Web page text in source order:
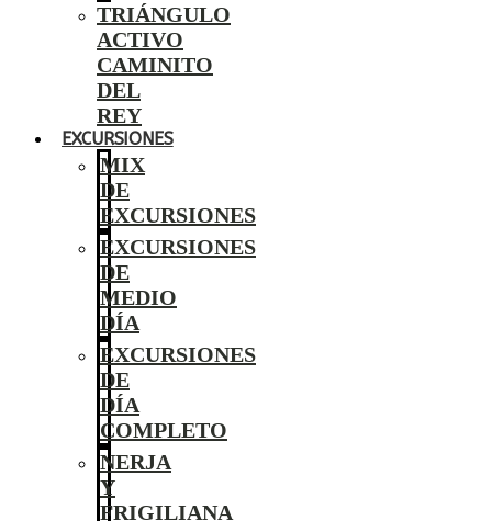
TRIÁNGULO
ACTIVO
CAMINITO
DEL
REY
EXCURSIONES
MIX
DE
EXCURSIONES
EXCURSIONES
DE
MEDIO
DÍA
EXCURSIONES
DE
DÍA
COMPLETO
NERJA
Y
FRIGILIANA